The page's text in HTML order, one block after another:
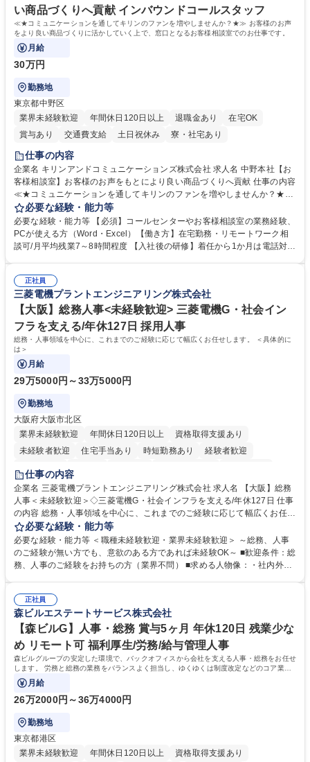
い商品づくりへ貢献 インバウンドコールスタッフ
≪★コミュニケーションを通してキリンのファンを増やしませんか？★≫ お客様のお声
をより良い商品づくりに活かしていく上で、窓口となるお客様相談室でのお仕事です。
月給
30万円
勤務地
東京都中野区
業界未経験歓迎
年間休日120日以上 退職金あり
在宅OK
賞与あり
交通費支給 土日祝休み 寮・社宅あり
仕事の内容
企業名 キリンアンドコミュニケーションズ株式会社 求人名 中野本社【お
客様相談室】お客様のお声をもとにより良い商品づくりへ貢献 仕事の内容
≪★コミュニケーションを通してキリンのファンを増やしませんか？★≫
お客様のお声をより良い商品づくりに活かしていく上で、窓口となるお客
様相談室でのお仕事です。 日々お客様からいただくキリングループへのご
意見を、企業活動に活かしています。お客様からの声に迅速かつ誠意をも
って対応、情報提供するとともにグループ内活動に反映しています。 【具
平均100件前後■メール・手紙：同上40件前後 募集職種 中野本社【お客様
相談室】お客様のお声をもとにより良い商品づくりへ貢献
必要な経験・能力等
必要な経験・能力等 【必須】コールセンターやお客様相談室の業務経験、
PCが使える方（Word・Excel）【働き方】在宅勤務・リモートワーク相
談可/月平均残業7～8時間程度 【入社後の研修】着任から1か月は電話対応
すのでご安心ください。 【当社について】キリングループの広報機能を担
う会社として、お客様との出会いを大切にし、磨き上げたホスピタリティ
を込めてコミュニケーションをとりながら広報関連業務を行っておりま
す。 学歴・資格 学歴：大学院 大学 高専 短大 専修学校 高校 語学力： 資
格：
正社員
三菱電機プラントエンジニアリング株式会社
【大阪】総務人事<未経験歓迎> 三菱電機G・社会イン
フラを支える/年休127日 採用人事
総務・人事領域を中心に、これまでのご経験に応じて幅広くお任せします。 ＜具体的に
は＞
月給
29万5000円～33万5000円
勤務地
大阪府大阪市北区
業界未経験歓迎
年間休日120日以上
資格取得支援あり
未経験者歓迎
住宅手当あり 時短勤務あり
経験者歓迎
退職金あり
駅近5分以内
土日祝休み 服装自由 寮・社宅あり 食事補助あり
仕事の内容
企業名 三菱電機プラントエンジニアリング株式会社 求人名 【大阪】総務
人事＜未経験歓迎＞◇三菱電機G・社会インフラを支える/年休127日 仕事
の内容 総務・人事領域を中心に、これまでのご経験に応じて幅広くお任せ
します。 ＜具体的には＞ ・総務/人事労務（給与・社保・勤怠管理など）
・採用・教育研修 ・福利厚生運用 など ※基本的には事務所勤務ですが、
採用や教育等の業務内容により、関西圏以外への日帰り・宿泊を伴う国内
出張もございます。 ※担当業務を持ちつつ、お互いに助け合いながら、総
必要な経験・能力等
必要な経験・能力等 ＜職種未経験歓迎・業界未経験歓迎＞ ～総務、人事
のご経験が無い方でも、意欲のある方であれば未経験OK～ ■歓迎条件：総
務、人事のご経験をお持ちの方（業界不問） ■求める人物像：・社内外の
正社員
森ビルエステートサービス株式会社
【森ビルG】人事・総務 賞与5ヶ月 年休120日 残業少な
め リモート可 福利厚生/労務/給与管理人事
森ビルグループの安定した環境で、バックオフィスから会社を支える人事・総務をお任せ
します。 労務と総務の業務をバランスよく担当し、ゆくゆくは制度改定などのコア業務
にも挑戦できる、やりがいある環境です。
月給
26万2000円～36万4000円
勤務地
東京都港区
業界未経験歓迎
年間休日120日以上 資格取得支援あり